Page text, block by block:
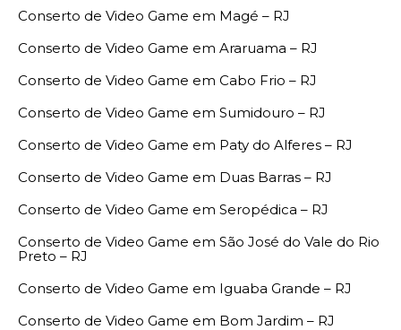
Conserto de Video Game em Magé – RJ
Conserto de Video Game em Araruama – RJ
Conserto de Video Game em Cabo Frio – RJ
Conserto de Video Game em Sumidouro – RJ
Conserto de Video Game em Paty do Alferes – RJ
Conserto de Video Game em Duas Barras – RJ
Conserto de Video Game em Seropédica – RJ
Conserto de Video Game em São José do Vale do Rio
Preto – RJ
Conserto de Video Game em Iguaba Grande – RJ
Conserto de Video Game em Bom Jardim – RJ